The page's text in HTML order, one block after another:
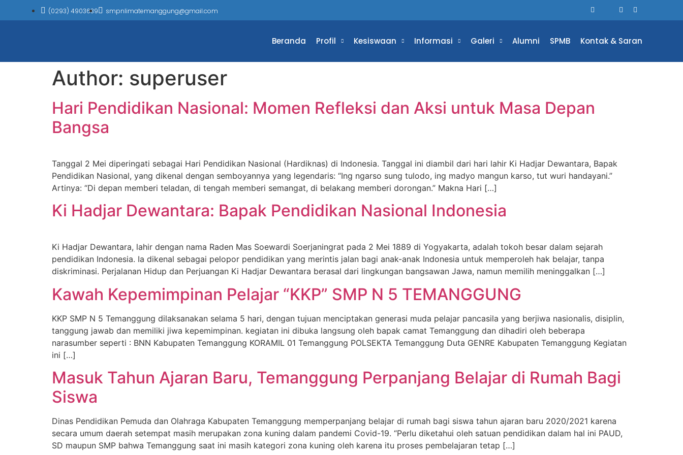
(0293) 4903639 smpnlimatemanggung@gmail.com
Beranda Profil Kesiswaan Informasi Galeri Alumni SPMB Kontak & Saran
Author: superuser
Hari Pendidikan Nasional: Momen Refleksi dan Aksi untuk Masa Depan
Bangsa
Tanggal 2 Mei diperingati sebagai Hari Pendidikan Nasional (Hardiknas) di Indonesia. Tanggal ini diambil dari hari lahir Ki Hadjar Dewantara, Bapak
Pendidikan Nasional, yang dikenal dengan semboyannya yang legendaris: “Ing ngarso sung tulodo, ing madyo mangun karso, tut wuri handayani.”
Artinya: “Di depan memberi teladan, di tengah memberi semangat, di belakang memberi dorongan.” Makna Hari […]
Ki Hadjar Dewantara: Bapak Pendidikan Nasional Indonesia
Ki Hadjar Dewantara, lahir dengan nama Raden Mas Soewardi Soerjaningrat pada 2 Mei 1889 di Yogyakarta, adalah tokoh besar dalam sejarah
pendidikan Indonesia. Ia dikenal sebagai pelopor pendidikan yang merintis jalan bagi anak-anak Indonesia untuk memperoleh hak belajar, tanpa
diskriminasi. Perjalanan Hidup dan Perjuangan Ki Hadjar Dewantara berasal dari lingkungan bangsawan Jawa, namun memilih meninggalkan […]
Kawah Kepemimpinan Pelajar “KKP” SMP N 5 TEMANGGUNG
KKP SMP N 5 Temanggung dilaksanakan selama 5 hari, dengan tujuan menciptakan generasi muda pelajar pancasila yang berjiwa nasionalis, disiplin,
tanggung jawab dan memiliki jiwa kepemimpinan. kegiatan ini dibuka langsung oleh bapak camat Temanggung dan dihadiri oleh beberapa
narasumber seperti : BNN Kabupaten Temanggung KORAMIL 01 Temanggung POLSEKTA Temanggung Duta GENRE Kabupaten Temanggung Kegiatan
ini […]
Masuk Tahun Ajaran Baru, Temanggung Perpanjang Belajar di Rumah Bagi
Siswa
Dinas Pendidikan Pemuda dan Olahraga Kabupaten Temanggung memperpanjang belajar di rumah bagi siswa tahun ajaran baru 2020/2021 karena
secara umum daerah setempat masih merupakan zona kuning dalam pandemi Covid-19. “Perlu diketahui oleh satuan pendidikan dalam hal ini PAUD,
SD maupun SMP bahwa Temanggung saat ini masih kategori zona kuning oleh karena itu proses pembelajaran tetap […]